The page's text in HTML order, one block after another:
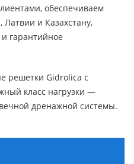
обеспечиваем
Латвии и Казахстану,
гарантийное
решетки Gidrolica с
класс нагрузки —
дренажной системы.